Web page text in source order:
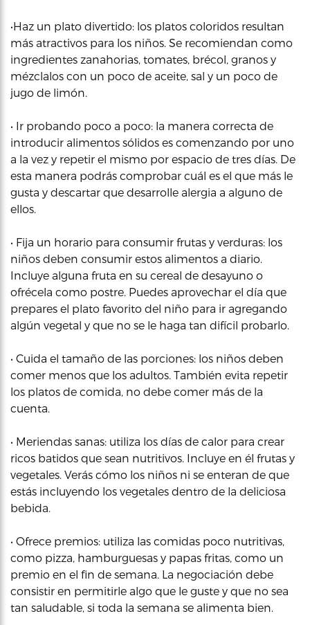
•Haz un plato divertido: los platos coloridos resultan
más atractivos para los niños. Se recomiendan como
ingredientes zanahorias, tomates, brécol, granos y
mézclalos con un poco de aceite, sal y un poco de
jugo de limón.
• Ir probando poco a poco: la manera correcta de
introducir alimentos sólidos es comenzando por uno
a la vez y repetir el mismo por espacio de tres días. De
esta manera podrás comprobar cuál es el que más le
gusta y descartar que desarrolle alergia a alguno de
ellos.
• Fija un horario para consumir frutas y verduras: los
niños deben consumir estos alimentos a diario.
Incluye alguna fruta en su cereal de desayuno o
ofrécela como postre. Puedes aprovechar el día que
prepares el plato favorito del niño para ir agregando
algún vegetal y que no se le haga tan difícil probarlo.
• Cuida el tamaño de las porciones: los niños deben
comer menos que los adultos. También evita repetir
los platos de comida, no debe comer más de la
cuenta.
• Meriendas sanas: utiliza los días de calor para crear
ricos batidos que sean nutritivos. Incluye en él frutas y
vegetales. Verás cómo los niños ni se enteran de que
estás incluyendo los vegetales dentro de la deliciosa
bebida.
• Ofrece premios: utiliza las comidas poco nutritivas,
como pizza, hamburguesas y papas fritas, como un
premio en el fin de semana. La negociación debe
consistir en permitirle algo que le guste y que no sea
tan saludable, si toda la semana se alimenta bien.